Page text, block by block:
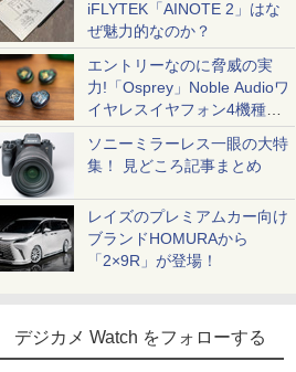
iFLYTEK「AINOTE 2」はな
ぜ魅力的なのか？
エントリーなのに脅威の実
力!「Osprey」Noble Audioワ
イヤレスイヤフォン4機種を
一気に聴く
ソニーミラーレス一眼の大特
集！ 見どころ記事まとめ
レイズのプレミアムカー向け
ブランドHOMURAから
「2×9R」が登場！
デジカメ Watch をフォローする